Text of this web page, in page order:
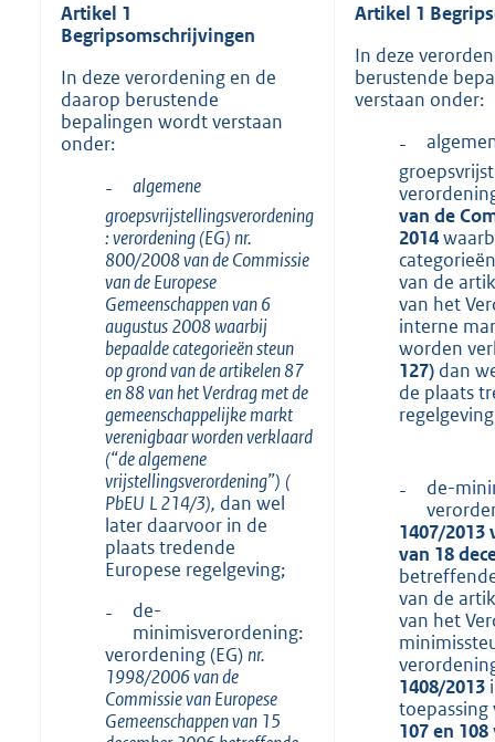
Artikel 1
Begripsomschrijvingen
In deze verordening en de
daarop berustende
bepalingen wordt verstaan
onder:
-
algemene
groepsvrijstellingsverordening
: verordening (EG) nr.
800/2008 van de Commissie
van de Europese
Gemeenschappen van 6
augustus 2008 waarbij
bepaalde categorieën steun
op grond van de artikelen 87
en 88 van het Verdrag met de
gemeenschappelijke markt
verenigbaar worden verklaard
(“de algemene
vrijstellingsverordening”) (
PbEU L 214/3), dan wel
later daarvoor in de
plaats tredende
Europese regelgeving;
-
de-
minimisverordening:
verordening (EG) nr.
1998/2006 van de
Commissie van Europese
Gemeenschappen van 15
Artikel 1
In deze
berustende
verstaan onder:
-
van de
2014
van de
van het
interne
worden
127) dan
de plaats
-
de-
1407/2013
van 18
van de
van het
1408/2013
toepassing
107 en 108